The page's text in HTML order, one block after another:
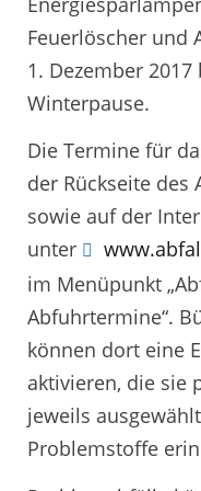
Feuerlöscher und
1. Dezember
Winterpause.
Die Termine für
der Rückseite des
sowie auf der
unter
im Menüpunkt
Abfuhrtermine“.
können dort eine
aktivieren, die sie
jeweils
Problemstoffe